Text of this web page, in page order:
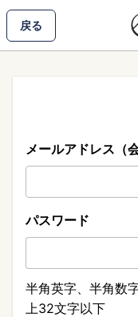
戻る
メールアドレス（
パスワード
半角英字、半角数
上32文字以下